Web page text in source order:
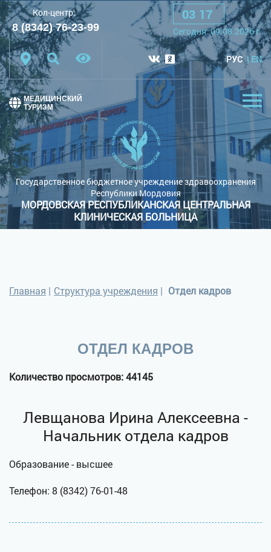
Шрифт: A A A
Цветовая схема: Черная схема
Обычный сайт
Кол-центр:
8 (8342) 76-23-99
03 17
Cегодня:09.08.2026г.
РУС EN
Государственное бюджетное учреждение здравоохранения
Республики Мордовия
МОРДОВСКАЯ РЕСПУБЛИКАНСКАЯ ЦЕНТРАЛЬНАЯ
КЛИНИЧЕСКАЯ БОЛЬНИЦА
МЕДИЦИНСКИЙ
ТУРИЗМ
Главная | Структура учреждения | Отдел кадров
ОТДЕЛ КАДРОВ
Количество просмотров: 44145
Левщанова Ирина Алексеевна -
Начальник отдела кадров
Образование - высшее
Телефон: 8 (8342) 76-01-48